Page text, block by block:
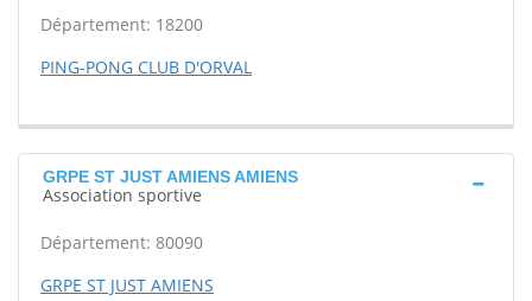
Département: 18200
PING-PONG CLUB D'ORVAL
GRPE ST JUST AMIENS AMIENS
Association sportive
Département: 80090
GRPE ST JUST AMIENS